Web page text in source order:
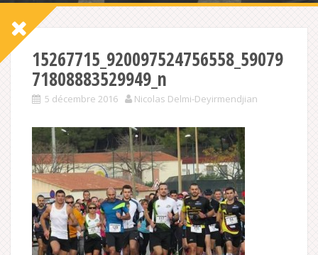
15267715_920097524756558_59079
71808883529949_n
5 décembre 2016 Nicolas Delmi-Deyirmendjian